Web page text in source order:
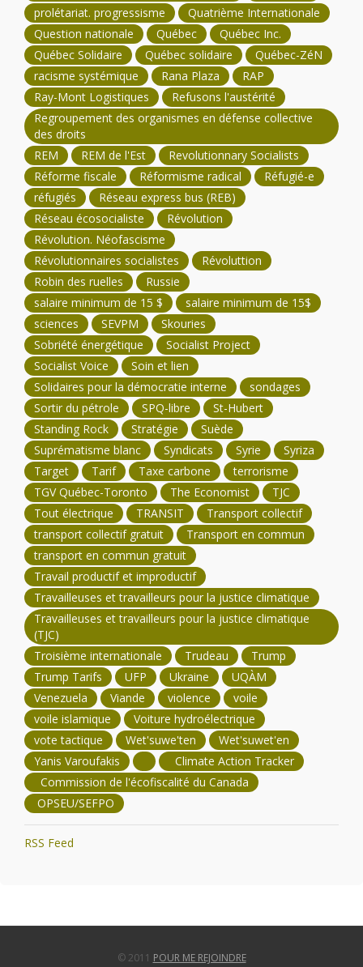
prolétariat. progressisme
Quatrième Internationale
Question nationale
Québec
Québec Inc.
Québec Solidaire
Québec solidaire
Québec-ZéN
racisme systémique
Rana Plaza
RAP
Ray-Mont Logistiques
Refusons l'austérité
Regroupement des organismes en défense collective
des droits
REM
REM de l'Est
Revolutionnary Socialists
Réforme fiscale
Réformisme radical
Réfugié-e
réfugiés
Réseau express bus (REB)
Réseau écosocialiste
Révolution
Révolution. Néofascisme
Révolutionnaires socialistes
Révoluttion
Robin des ruelles
Russie
salaire minimum de 15 $
salaire minimum de 15$
sciences
SEVPM
Skouries
Sobriété énergétique
Socialist Project
Socialist Voice
Soin et lien
Solidaires pour la démocratie interne
sondages
Sortir du pétrole
SPQ-libre
St-Hubert
Standing Rock
Stratégie
Suède
Suprématisme blanc
Syndicats Syrie
Syriza
Target
Tarif Taxe carbone
terrorisme
TGV Québec-Toronto
The Economist
TJC
Tout électrique
TRANSIT
Transport collectif
transport collectif gratuit
Transport en commun
transport en commun gratuit
Travail productif et improductif
Travailleuses et travailleurs pour la justice climatique
Travailleuses et travailleurs pour la justice climatique
(TJC)
Troisième internationale
Trudeau
Trump
Trump Tarifs
UFP Ukraine
UQÀM
Venezuela
Viande violence
voile
voile islamique
Voiture hydroélectrique
vote tactique
Wet'suwe'ten
Wet'suwet'en
Yanis Varoufakis
Climate Action Tracker
Commission de l'écofiscalité du Canada
OPSEU/SEFPO
RSS Feed
© 2011 POUR ME REJOINDRE